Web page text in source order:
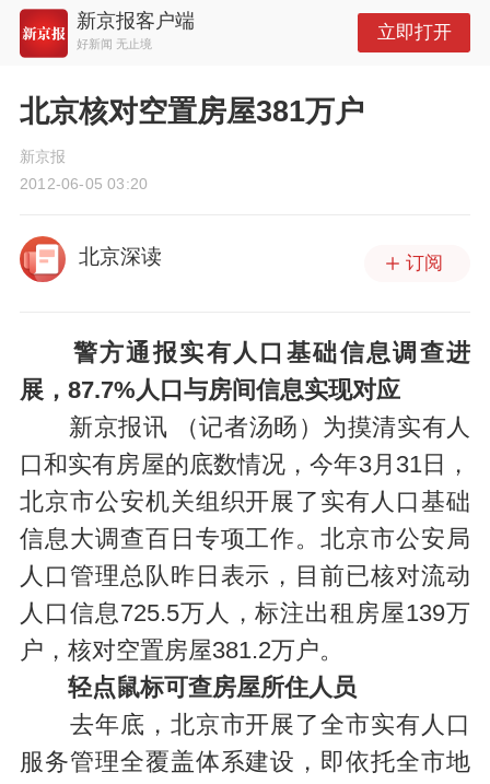
新京报客户端
好新闻 无止境
立即打开
北京核对空置房屋381万户
新京报
2012-06-05 03:20
北京深读 订阅
警方通报实有人口基础信息调查进
展，87.7%人口与房间信息实现对应
新京报讯 （记者汤旸）为摸清实有人
口和实有房屋的底数情况，今年3月31日，
北京市公安机关组织开展了实有人口基础
信息大调查百日专项工作。北京市公安局
人口管理总队昨日表示，目前已核对流动
人口信息725.5万人，标注出租房屋139万
户，核对空置房屋381.2万户。
轻点鼠标可查房屋所住人员
去年底，北京市开展了全市实有人口
服务管理全覆盖体系建设，即依托全市地